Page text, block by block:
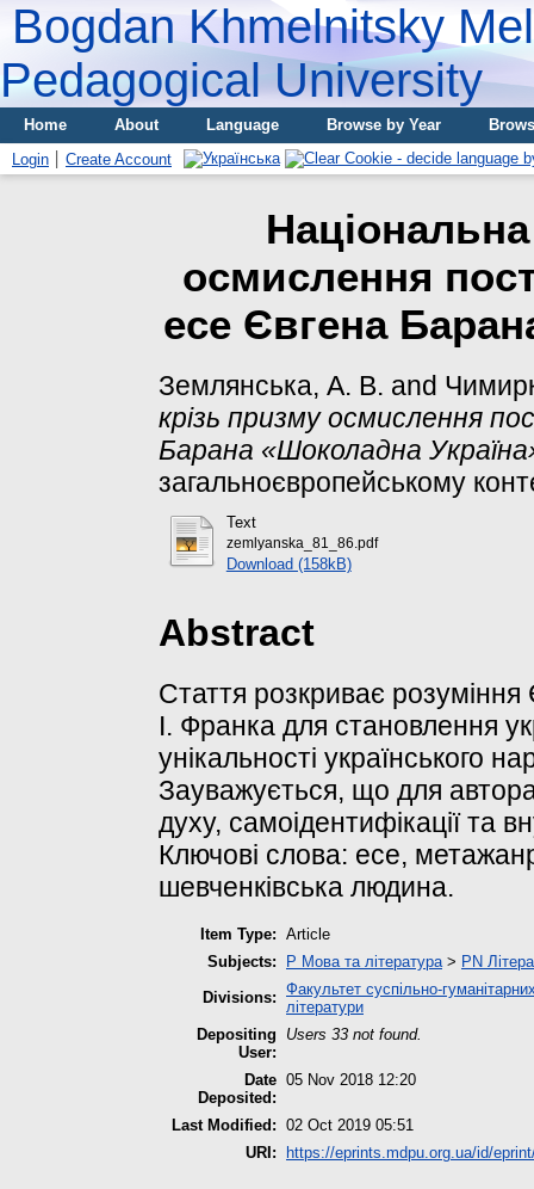
Bogdan Khmelnitsky
Pedagogical University
Home About Language Browse by Year
Login
Create Account
осмислення
еcе Євгена
Землянська, А. В. and
крiзь призму осмислення
Бaрана «Шоколадна
загальноєвропейському
Text
zemlyanska_81_86.pdf
Download (158kB)
Abstract
Стаття розкриває
І. Франка для становлення
унікальності українського
Зауважується, що для
духу, самоідентифікації та
Ключові слова: есе,
шевченківська людина.
Item Type: Article
Subjects:
P Мова та література> PN
Divisions: Факультет суспільно-
літератури
Depositing
User:
Users 33 not found.
Date
Deposited:
05 Nov 2018 12:20
Last Modified: 02 Oct 2019 05:51
URI:
https://eprints.mdpu.org.ua/id/